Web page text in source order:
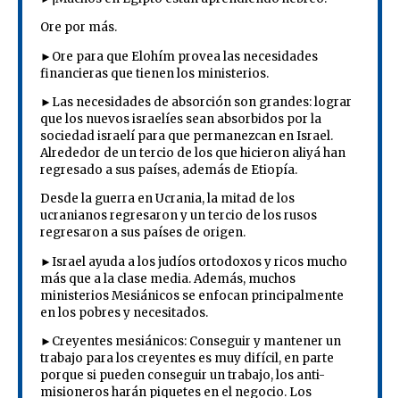
Ore por más.
►Ore para que Elohím provea las necesidades
financieras que tienen los ministerios.
►Las necesidades de absorción son grandes: lograr
que los nuevos israelíes sean absorbidos por la
sociedad israelí para que permanezcan en Israel.
Alrededor de un tercio de los que hicieron aliyá han
regresado a sus países, además de Etiopía.
Desde la guerra en Ucrania, la mitad de los
ucranianos regresaron y un tercio de los rusos
regresaron a sus países de origen.
►Israel ayuda a los judíos ortodoxos y ricos mucho
más que a la clase media. Además, muchos
ministerios Mesiánicos se enfocan principalmente
en los pobres y necesitados.
►Creyentes mesiánicos: Conseguir y mantener un
trabajo para los creyentes es muy difícil, en parte
porque si pueden conseguir un trabajo, los anti-
misioneros harán piquetes en el negocio. Los